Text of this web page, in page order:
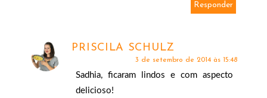
Responder
PRISCILA SCHULZ
3 de setembro de 2014 às 15:48
Sadhia, ficaram lindos e com aspecto
delicioso!